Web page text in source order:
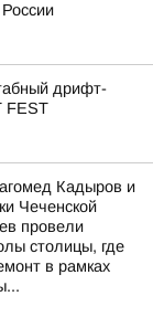
дрифт-
FEST
Кадыров и
Чеченской
провели
столицы, где
в рамках